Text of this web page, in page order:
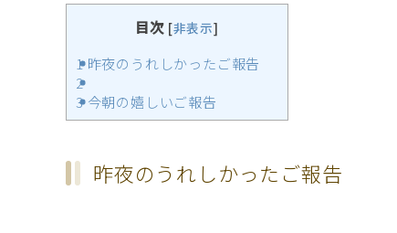
目次 [非表示]
1昨夜のうれしかったご報告
2
3今朝の嬉しいご報告
昨夜のうれしかったご報告